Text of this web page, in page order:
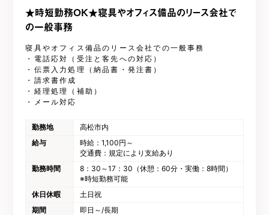
★時短勤務OK★寝具やオフィス備品のリース会社で
の一般事務
寝具やオフィス備品のリース会社での一般事務
・電話応対（受注と客先への対応）
・伝票入力処理（納品書・発注書）
・請求書作成
・経理処理（補助）
・メール対応
勤務地
高松市内
給与
時給：1,100円～
交通費：規定により支給あり
勤務時間
8：30～17：30（休憩：60分・実働：8時間）
※時短勤務可能
休日休暇
土日祝
期間
即日～/長期